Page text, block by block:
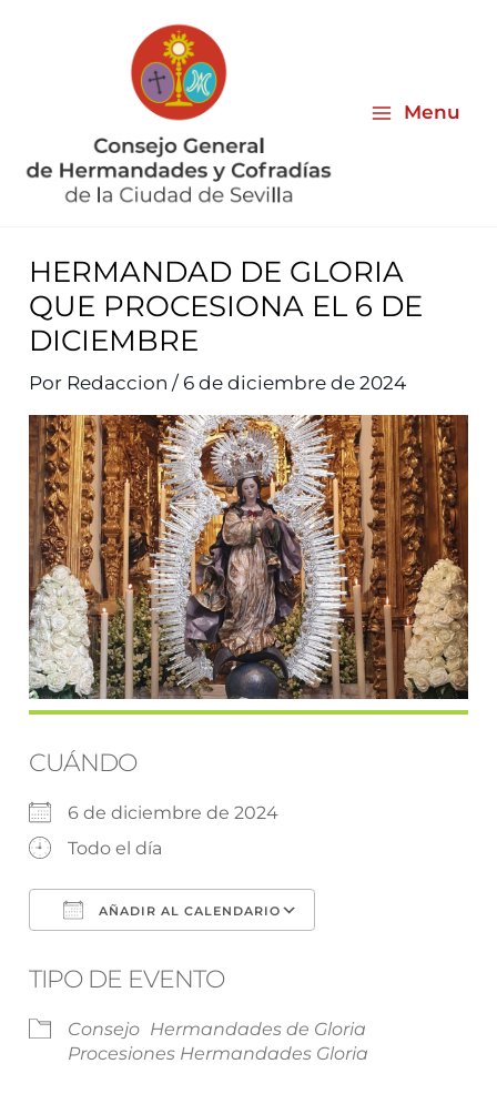
Menu
HERMANDAD DE GLORIA
QUE PROCESIONA EL 6 DE
DICIEMBRE
Por Redaccion/ 6 de diciembre de 2024
CUÁNDO
6 de diciembre de 2024
Todo el día
AÑADIR AL CALENDARIO
TIPO DE EVENTO
Consejo Hermandades de Gloria
Procesiones Hermandades Gloria